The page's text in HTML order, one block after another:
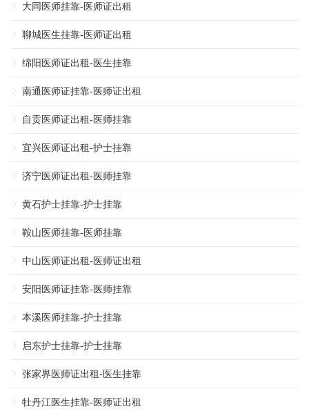
大同医师挂靠-医师证出租
聊城医生挂靠-医师证出租
绵阳医师证出租-医生挂靠
南通医师证挂靠-医师证出租
自贡医师证出租-医师挂靠
宜兴医师证出租-护士挂靠
济宁医师证出租-医师挂靠
黄石护士挂靠-护士挂靠
鞍山医师挂靠-医师挂靠
中山医师证出租-医师证出租
安阳医师证挂靠-医师挂靠
本溪医师挂靠-护士挂靠
启东护士挂靠-护士挂靠
张家界医师证出租-医生挂靠
牡丹江医生挂靠-医师证出租